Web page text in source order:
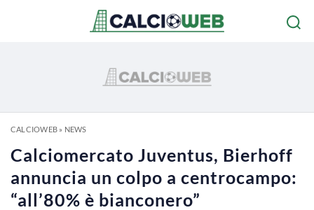
CALCIOWEB» NEWS
Calciomercato Juventus, Bierhoff
annuncia un colpo a centrocampo:
“all’80% è bianconero”